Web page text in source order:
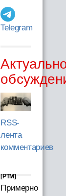
Telegram
RSS-
лента
комментариев
[PTM]
Примерно